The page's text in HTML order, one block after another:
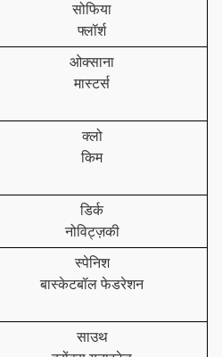
सोफिया
फ्लॉर्श
ओक्साना
मास्टर्स
क्लो
किम
डिर्क
नोविट्ज़की
स्पेनिश
बास्केटबॉल फेडरेशन
साउथ